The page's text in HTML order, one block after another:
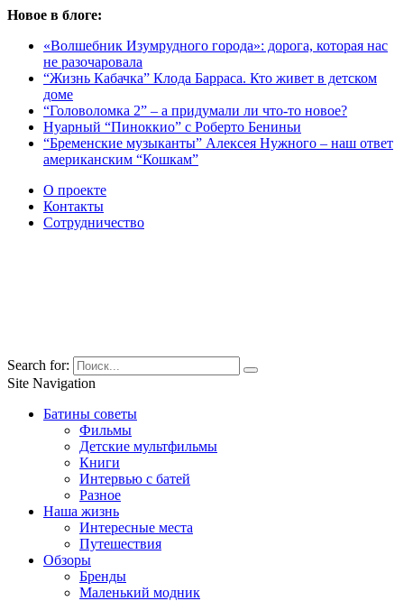
Новое в блоге:
«Волшебник Изумрудного города»: дорога, которая нас
не разочаровала
“Жизнь Кабачка” Клода Барраса. Кто живет в детском
доме
“Головоломка 2” – а придумали ли что-то новое?
Нуарный “Пиноккио” с Роберто Бениньи
“Бременские музыканты” Алексея Нужного – наш ответ
американским “Кошкам”
О проекте
Контакты
Сотрудничество
Search for:
Site Navigation
Батины советы
Фильмы
Детские мультфильмы
Книги
Интервью с батей
Разное
Наша жизнь
Интересные места
Путешествия
Обзоры
Бренды
Маленький модник